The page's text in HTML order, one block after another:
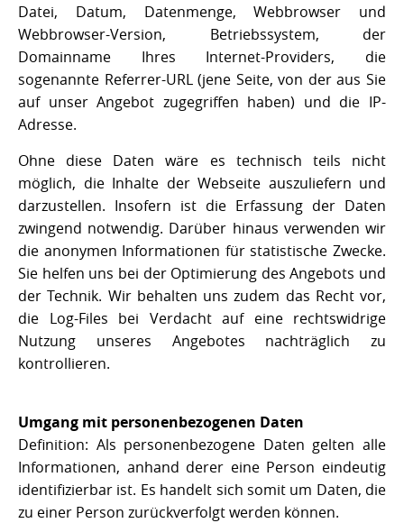
Datei, Datum, Datenmenge, Webbrowser und
Webbrowser-Version, Betriebssystem, der
Domainname Ihres Internet-Providers, die
sogenannte Referrer-URL (jene Seite, von der aus Sie
auf unser Angebot zugegriffen haben) und die IP-
Adresse.
Ohne diese Daten wäre es technisch teils nicht
möglich, die Inhalte der Webseite auszuliefern und
darzustellen. Insofern ist die Erfassung der Daten
zwingend notwendig. Darüber hinaus verwenden wir
die anonymen Informationen für statistische Zwecke.
Sie helfen uns bei der Optimierung des Angebots und
der Technik. Wir behalten uns zudem das Recht vor,
die Log-Files bei Verdacht auf eine rechtswidrige
Nutzung unseres Angebotes nachträglich zu
kontrollieren.
Umgang mit personenbezogenen Daten
Definition: Als personenbezogene Daten gelten alle
Informationen, anhand derer eine Person eindeutig
identifizierbar ist. Es handelt sich somit um Daten, die
zu einer Person zurückverfolgt werden können.